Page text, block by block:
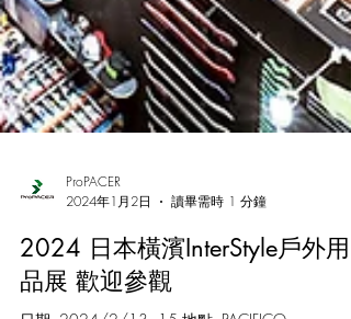
ProPACER
2024年1月2日